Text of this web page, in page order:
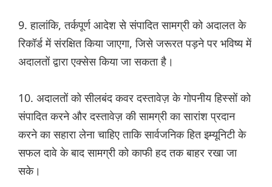
9. हालांकि, तर्कपूर्ण आदेश से संपादित सामग्री को अदालत के
रिकॉर्ड में संरक्षित किया जाएगा, जिसे जरूरत पड़ने पर भविष्य में
अदालतों द्वारा एक्सेस किया जा सकता है।
10. अदालतों को सीलबंद कवर दस्तावेज़ के गोपनीय हिस्सों को
संपादित करने और दस्तावेज़ की सामग्री का सारांश प्रदान
करने का सहारा लेना चाहिए ताकि सार्वजनिक हित इम्यूनिटी के
सफल दावे के बाद सामग्री को काफी हद तक बाहर रखा जा
सके।